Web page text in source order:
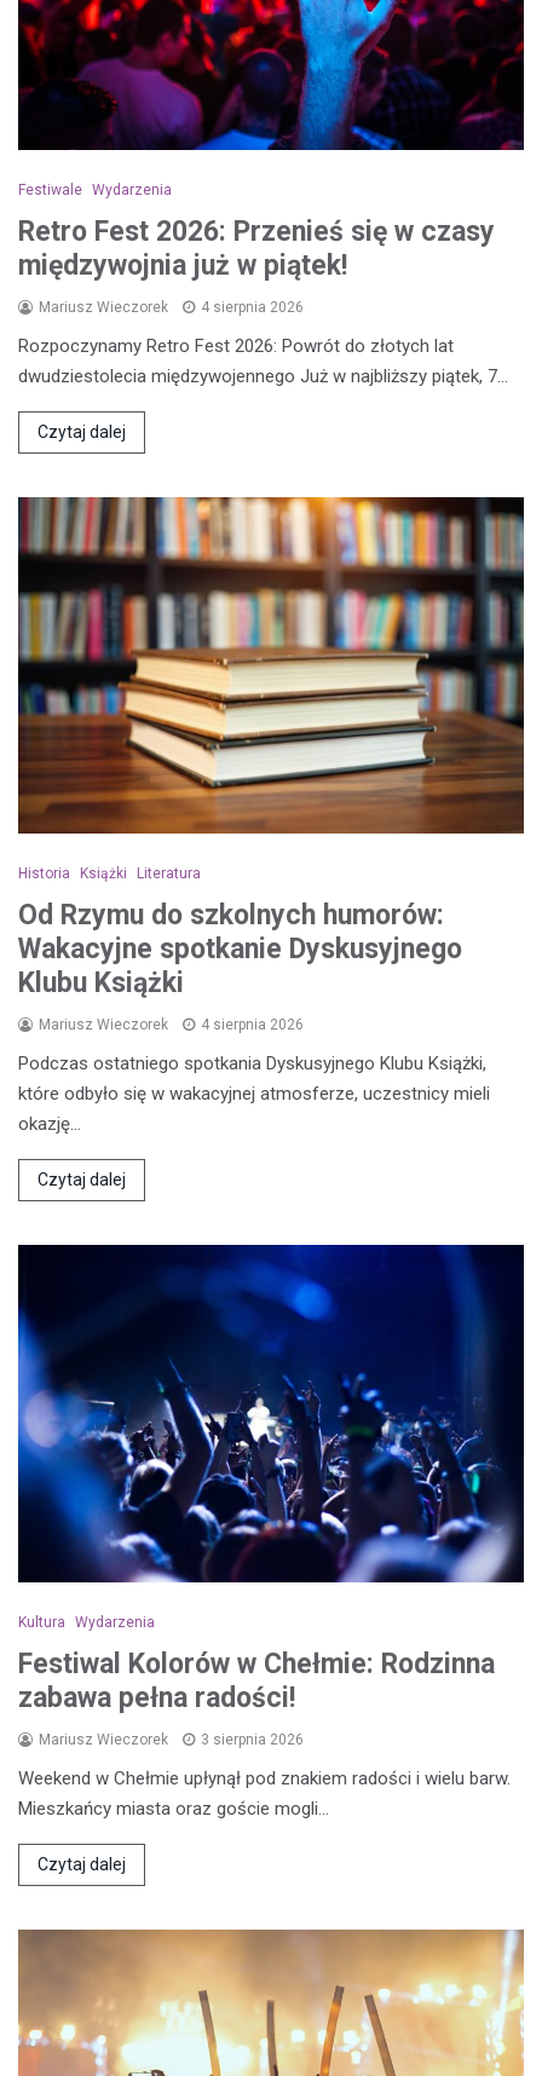
Festiwale Wydarzenia
Retro Fest 2026: Przenieś się w czasy
międzywojnia już w piątek!
Mariusz Wieczorek 4 sierpnia 2026
Rozpoczynamy Retro Fest 2026: Powrót do złotych lat
dwudziestolecia międzywojennego Już w najbliższy piątek, 7…
Czytaj dalej
Historia Książki Literatura
Od Rzymu do szkolnych humorów:
Wakacyjne spotkanie Dyskusyjnego
Klubu Książki
Mariusz Wieczorek 4 sierpnia 2026
Podczas ostatniego spotkania Dyskusyjnego Klubu Książki,
które odbyło się w wakacyjnej atmosferze, uczestnicy mieli
okazję…
Czytaj dalej
Kultura Wydarzenia
Festiwal Kolorów w Chełmie: Rodzinna
zabawa pełna radości!
Mariusz Wieczorek 3 sierpnia 2026
Weekend w Chełmie upłynął pod znakiem radości i wielu barw.
Mieszkańcy miasta oraz goście mogli…
Czytaj dalej